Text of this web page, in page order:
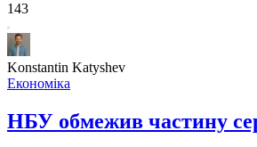
143
Konstantin Katyshev
Економіка
НБУ обмежив частину